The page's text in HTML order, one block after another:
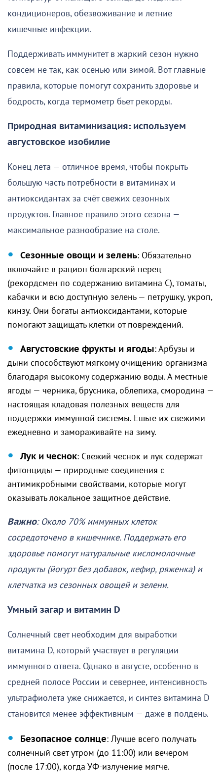
кондиционеров, обезвоживание и летние
кишечные инфекции.
Поддерживать иммунитет в жаркий сезон нужно
совсем не так, как осенью или зимой. Вот главные
правила, которые помогут сохранить здоровье и
бодрость, когда термометр бьет рекорды.
Природная витаминизация: используем
августовское изобилие
Конец лета — отличное время, чтобы покрыть
большую часть потребности в витаминах и
антиоксидантах за счёт свежих сезонных
продуктов. Главное правило этого сезона —
максимальное разнообразие на столе.
Сезонные овощи и зелень: Обязательно
включайте в рацион болгарский перец
(рекордсмен по содержанию витамина C), томаты,
кабачки и всю доступную зелень — петрушку, укроп,
кинзу. Они богаты антиоксидантами, которые
помогают защищать клетки от повреждений.
Августовские фрукты и ягоды: Арбузы и
дыни способствуют мягкому очищению организма
благодаря высокому содержанию воды. А местные
ягоды — черника, брусника, облепиха, смородина —
настоящая кладовая полезных веществ для
поддержки иммунной системы. Ешьте их свежими
ежедневно и замораживайте на зиму.
Лук и чеснок: Свежий чеснок и лук содержат
фитонциды — природные соединения с
антимикробными свойствами, которые могут
оказывать локальное защитное действие.
Важно: Около 70% иммунных клеток
сосредоточено в кишечнике. Поддержать его
здоровье помогут натуральные кисломолочные
продукты (йогурт без добавок, кефир, ряженка) и
клетчатка из сезонных овощей и зелени.
Умный загар и витамин D
Солнечный свет необходим для выработки
витамина D, который участвует в регуляции
иммунного ответа. Однако в августе, особенно в
средней полосе России и севернее, интенсивность
ультрафиолета уже снижается, и синтез витамина D
становится менее эффективным — даже в полдень.
Безопасное солнце: Лучше всего получать
солнечный свет утром (до 11:00) или вечером
(после 17:00), когда УФ-излучение мягче.